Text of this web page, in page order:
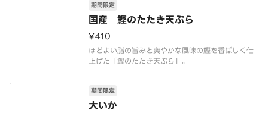
国産 鰹のたたき天ぷら
期間限定
¥410
ほどよい脂の旨みと爽やかな風味の鰹を香ばしく仕
上げた「鰹のたたき天ぷら」。
大いか
期間限定